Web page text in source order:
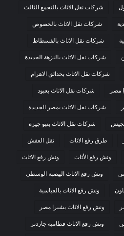
شركات نقل الاثاث بالتجمع الثالث
شركات نقل الاثاث بالخصوص
شركات نقل الاثاث بالفسطاط
شركات نقل الاثاث بالنزهة الجديدة
شركات نقل الاثاث بحدائق الاهرام
مصر شركات نقل الاثاث بعبود
شركات نقل الاثاث بمصر الجديدة
شركات نقل الاثاث بنيو جيزة
طرق رفع الاثاث نقل العفش
ونش رفع الأثاث ونش رفع الاثاث
ونش رفع الاثاث الهضبة الوسطى
ونش رفع الاثاث بالعباسية
ونش رفع الاثاث بشبرا مصر
ونش رفع الاثاث قطامية جاردنز